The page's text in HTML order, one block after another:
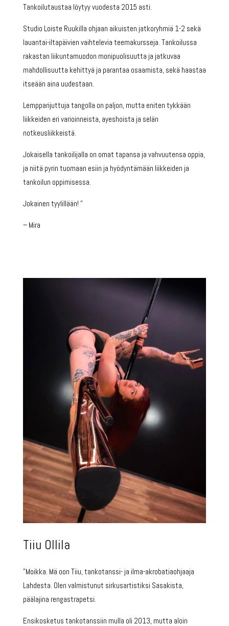
Tankoilutaustaa löytyy vuodesta 2015 asti.
Studio Loiste Ruukilla ohjaan aikuisten jatkoryhmiä 1-2 sekä
lauantai-iltapäivien vaihtelevia teemakursseja. Tankoilussa
rakastan liikuntamuodon monipuolisuutta ja jatkuvaa
mahdollisuutta kehittyä ja parantaa osaamista, sekä haastaa
itseään aina uudestaan.
Lempparijuttuja tangolla on paljon, mutta eniten tykkään
liikkeiden eri varioinneista, ayeshoista ja selän
notkeusliikkeistä.
Jokaisella tankoilijalla on omat tapansa ja vahvuutensa oppia,
ja niitä pyrin tuomaan esiin ja hyödyntämään liikkeiden ja
tankoilun oppimisessa.
Jokainen tyylillään! ”
– Mira
Tiiu Ollila
”Moikka. Mä oon Tiiu, tankotanssi- ja ilma-akrobatiaohjaaja
Lahdesta. Olen valmistunut sirkusartistiksi Sasakista,
päälajina rengastrapetsi.
Ensikosketus tankotanssiin mulla oli 2013, mutta aloin